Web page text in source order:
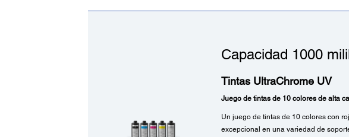
Capacidad 1000
Tintas UltraChrome UV
Juego de tintas de 10 colores de alta
Un juego de tintas de 10 colores con
excepcional en una variedad de